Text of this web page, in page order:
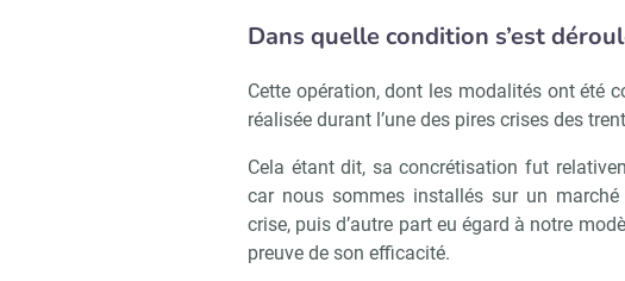
Dans quelle condition s’est
Cette opération, dont les modalités ont été
réalisée durant l’une des pires crises des
Cela étant dit, sa concrétisation fut
car nous sommes installés sur un
crise, puis d’autre part eu égard à notre
preuve de son efficacité.